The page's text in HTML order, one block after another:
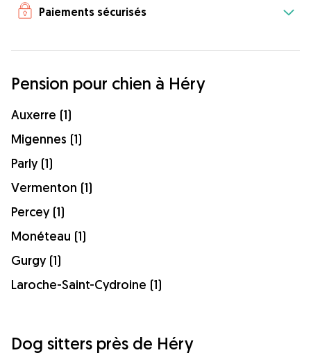
Paiements sécurisés
Pension pour chien à Héry
Auxerre (1)
Migennes (1)
Parly (1)
Vermenton (1)
Percey (1)
Monéteau (1)
Gurgy (1)
Laroche-Saint-Cydroine (1)
Dog sitters près de Héry